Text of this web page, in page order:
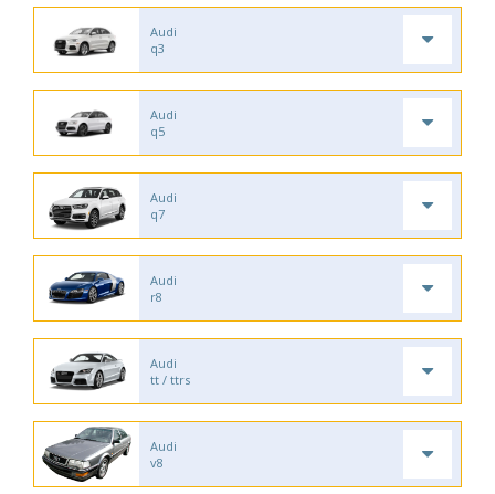
Audi
q3
Audi
q5
Audi
q7
Audi
r8
Audi
tt / ttrs
Audi
v8